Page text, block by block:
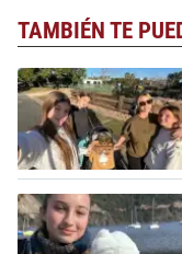
TAMBIÉN TE